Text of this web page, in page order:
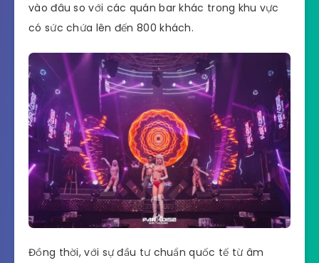
vào đâu so với các quán bar khác trong khu vực
có sức chứa lên đến 800 khách.
Đồng thời, với sự đầu tư chuẩn quốc tế từ âm